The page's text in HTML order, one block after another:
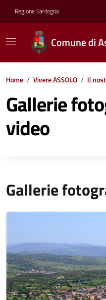
Regione Sardegna
Comune di
Home / Vivere ASSOLO / Il
Gallerie
video
Gallerie